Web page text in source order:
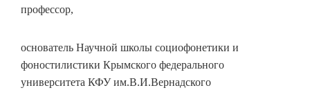
профессор,
основатель Научной школы социофонетики и
фоностилистики Крымского федерального
университета КФУ им.В.И.Вернадского